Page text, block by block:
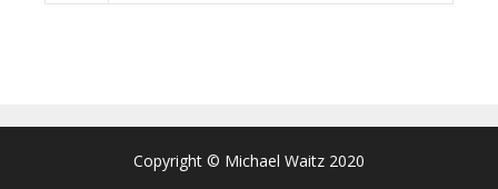
Copyright © Michael Waitz 2020